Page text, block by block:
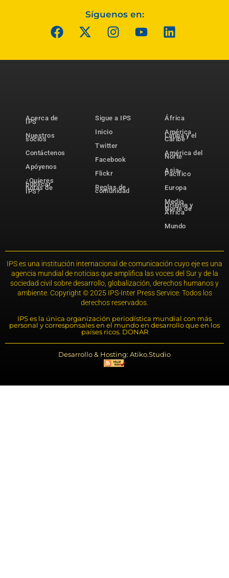
Síguenos en:
Acerca de
IPS
Nuestros
socios
Contáctenos
Apóyenos
¿Quieres
publicar
notas de
IPS?
Sigue a IPS
Inicio
Twitter
Facebook
Flickr
Reglas de
comunidad
África
América
Latina y el
Caribe
América del
Norte
Asia-
Pacífico
Europa
Medio
Oriente y
Norte de
África
Mundo
IPS es una institución internacional de comunicación cuyo eje es una
agencia mundial de noticias que amplifica las voces del Sur y de la
sociedad civil sobre desarrollo, globalización, derechos humanos y
ambiente. Copyright © 2025 IPS-Inter Press Service. Todos los
derechos reservados.
IPS es la única organización periodística mundial con más
personal y corresponsales en el mundo en desarrollo que en los
países ricos. DONAR
Desarrollo & Hosting: Atiko.Studio